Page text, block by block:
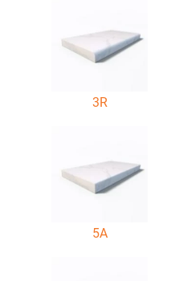
3R
5A